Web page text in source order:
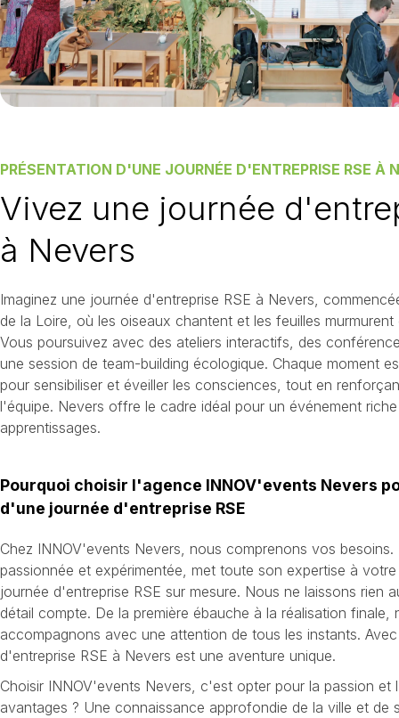
PRÉSENTATION D'UNE JOURNÉE D'ENTREPRISE RSE À
Vivez une journée
à Nevers
Imaginez une journée d'entreprise RSE à Nevers,
de la Loire, où les oiseaux chantent et les feuilles
Vous poursuivez avec des ateliers interactifs, des
une session de team-building écologique. Chaque moment
pour sensibiliser et éveiller les consciences, tout en
l'équipe. Nevers offre le cadre idéal pour un événement
apprentissages.
Pourquoi choisir l'agence INNOV'events Nevers
d'une journée d'entreprise RSE
Chez INNOV'events Nevers, nous comprenons vos besoins.
passionnée et expérimentée, met toute son expertise à
journée d'entreprise RSE sur mesure. Nous ne laissons rien
détail compte. De la première ébauche à la réalisation finale,
accompagnons avec une attention de tous les instants.
d'entreprise RSE à Nevers est une aventure unique.
Choisir INNOV'events Nevers, c'est opter pour la passion et
avantages ? Une connaissance approfondie de la ville et de